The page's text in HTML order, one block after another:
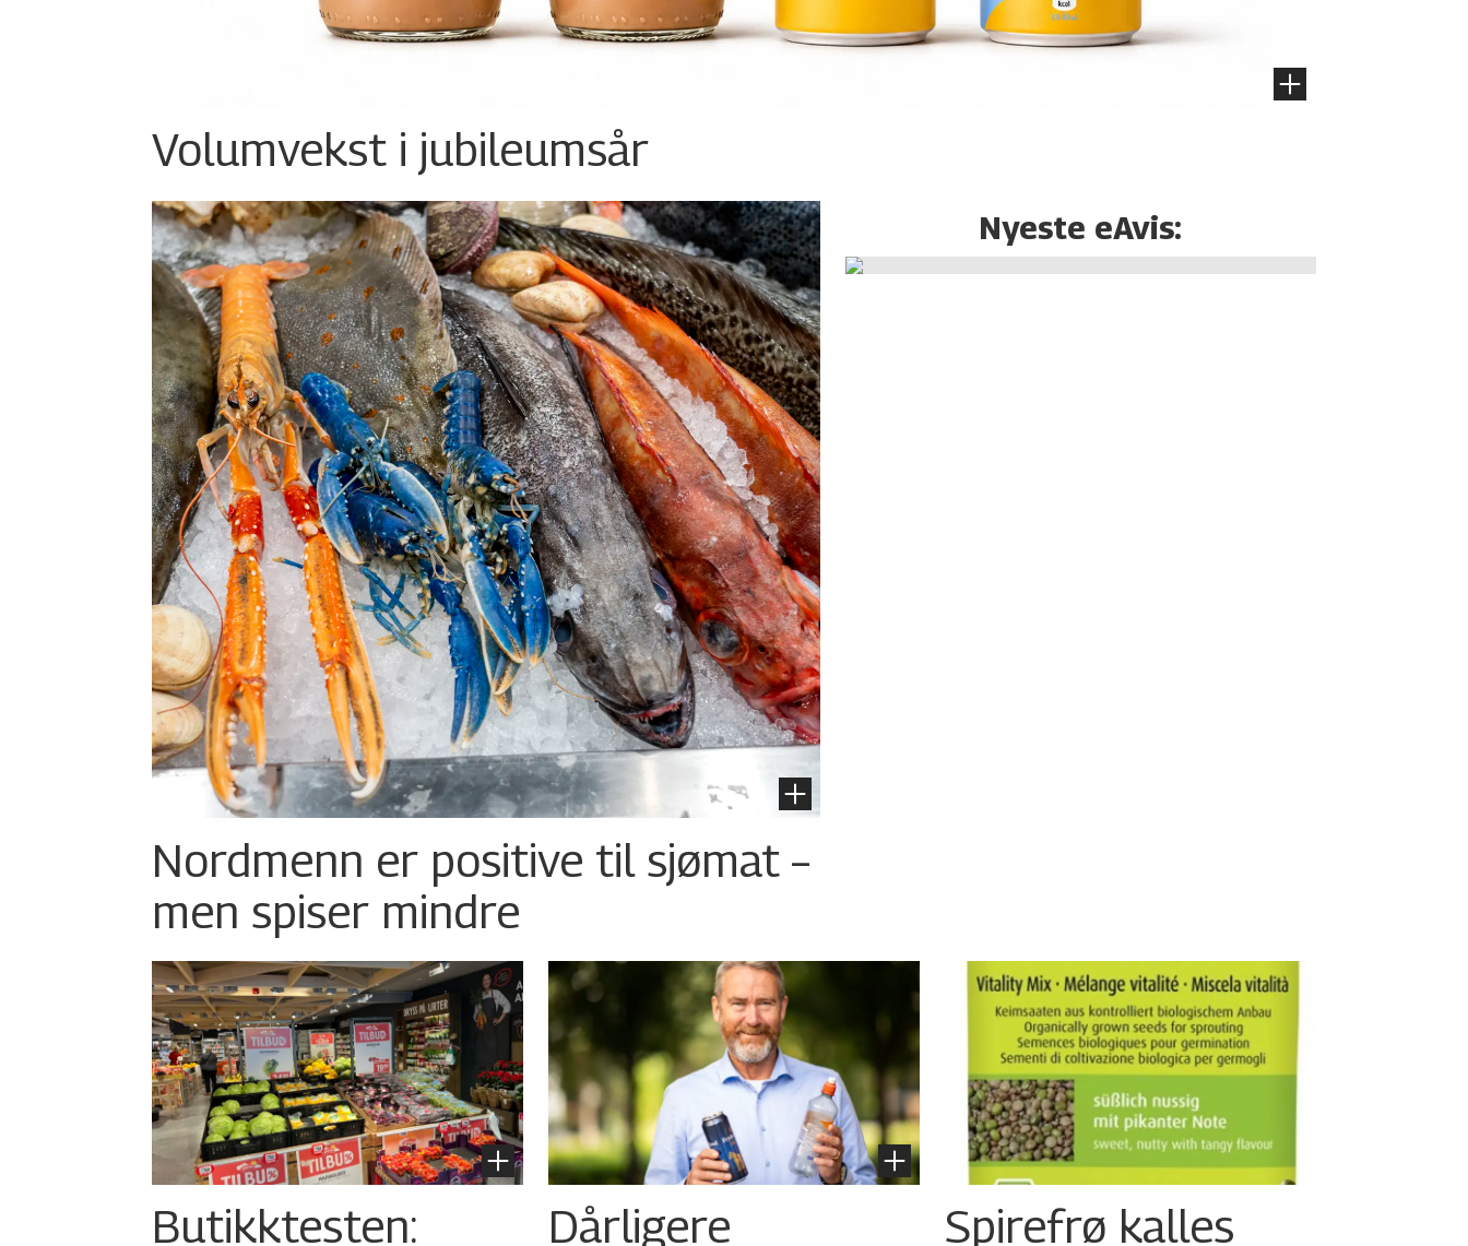
Volumvekst i jubileumsår
Nordmenn er positive til sjømat –
men spiser mindre
Nyeste eAvis:
Butikktesten: Dårligere Spirefrø kalles